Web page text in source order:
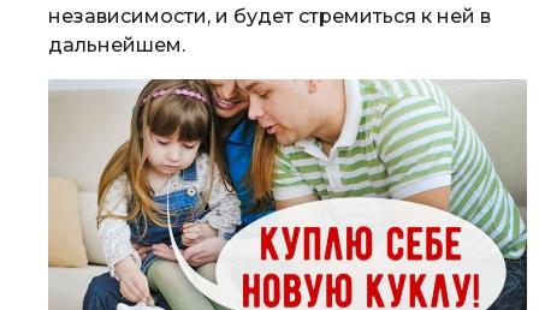
независимости, и будет стремиться к ней в
дальнейшем.